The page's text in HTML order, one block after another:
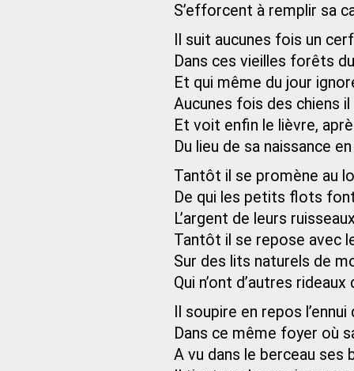
S’efforcent à remplir sa
Il suit aucunes fois un
Dans ces vieilles forêts
Et qui même du jour
Aucunes fois des chiens
Et voit enfin le lièvre,
Du lieu de sa naissance
Tantôt il se promène au
De qui les petits flots
L’argent de leurs
Tantôt il se repose avec
Sur des lits naturels de
Qui n’ont d’autres
Il soupire en repos
Dans ce même foyer où
A vu dans le berceau ses